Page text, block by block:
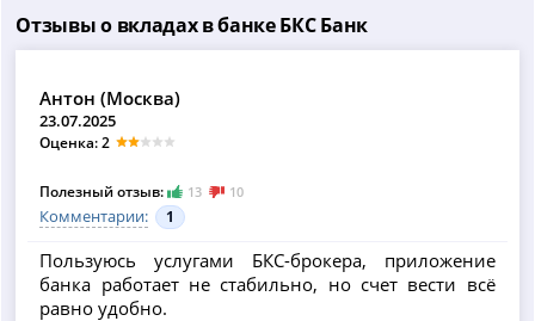
Отзывы о вкладах в банке БКС Банк
Антон (Москва)
23.07.2025
Оценка: 2
Полезный отзыв: 13 10
Комментарии: 1
Пользуюсь услугами БКС-брокера, приложение
банка работает не стабильно, но счет вести всё
равно удобно.